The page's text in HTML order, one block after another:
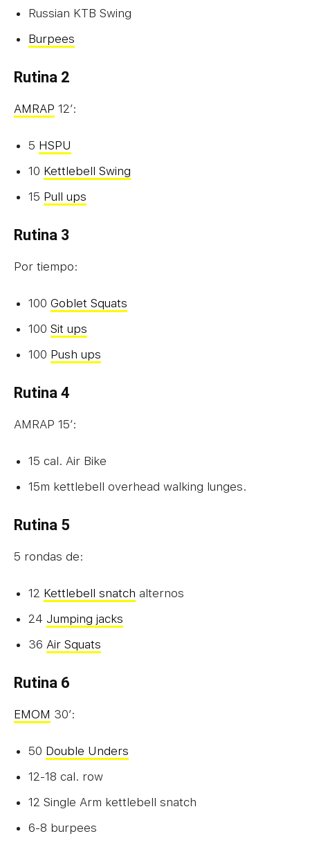
Russian KTB Swing
Burpees
Rutina 2
AMRAP 12’:
5 HSPU
10 Kettlebell Swing
15 Pull ups
Rutina 3
Por tiempo:
100 Goblet Squats
100 Sit ups
100 Push ups
Rutina 4
AMRAP 15’:
15 cal. Air Bike
15m kettlebell overhead walking lunges.
Rutina 5
5 rondas de:
12 Kettlebell snatch alternos
24 Jumping jacks
36 Air Squats
Rutina 6
EMOM 30’:
50 Double Unders
12-18 cal. row
12 Single Arm kettlebell snatch
6-8 burpees